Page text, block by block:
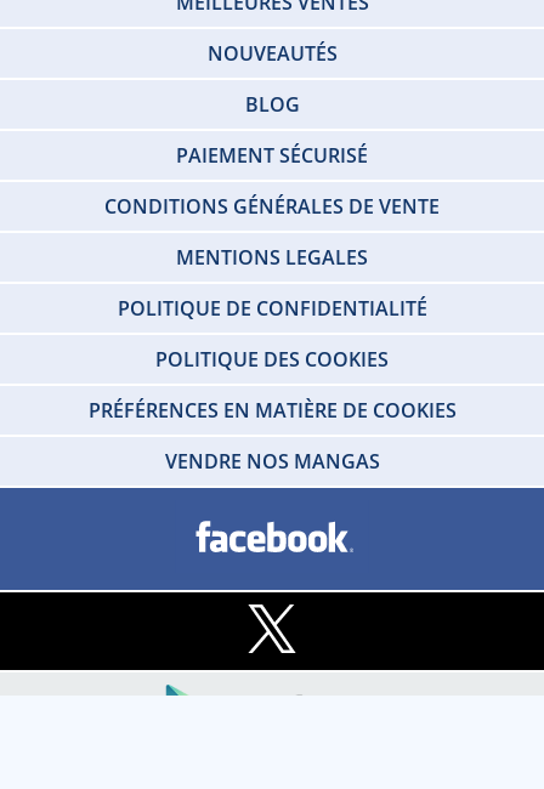
NOUVEAUTÉS
BLOG
PAIEMENT SÉCURISÉ
CONDITIONS GÉNÉRALES DE VENTE
MENTIONS LEGALES
POLITIQUE DE CONFIDENTIALITÉ
POLITIQUE DES COOKIES
PRÉFÉRENCES EN MATIÈRE DE COOKIES
VENDRE NOS MANGAS